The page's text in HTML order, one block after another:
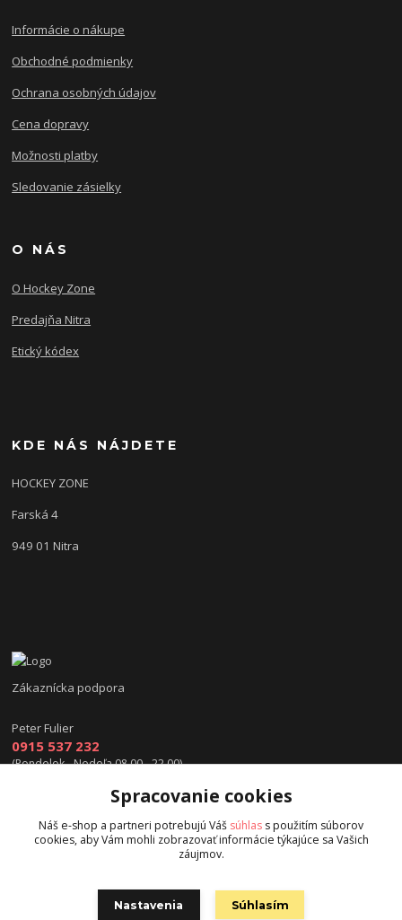
Informácie o nákupe
Obchodné podmienky
Ochrana osobných údajov
Cena dopravy
Možnosti platby
Sledovanie zásielky
O NÁS
O Hockey Zone
Predajňa Nitra
Etický kódex
KDE NÁS NÁJDETE
HOCKEY ZONE
Farská 4
949 01 Nitra
Zákaznícka podpora
Peter Fulier
0915 537 232
(Pondelok - Nedeľa 08.00 - 22.00)
info@hokejexpert.sk
Spracovanie cookies
Náš e-shop a partneri potrebujú Váš súhlas s použitím súborov
cookies, aby Vám mohli zobrazovať informácie týkajúce sa Vašich
záujmov.
Nastavenia Súhlasím